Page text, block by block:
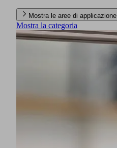
Mostra le aree di applicazione
Mostra la categoria